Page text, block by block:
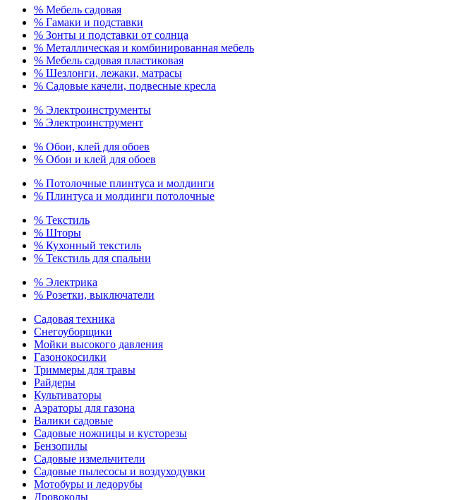
% Мебель садовая
% Гамаки и подставки
% Зонты и подставки от солнца
% Металлическая и комбинированная мебель
% Мебель садовая пластиковая
% Шезлонги, лежаки, матрасы
% Садовые качели, подвесные кресла
% Электроинструменты
% Электроинструмент
% Обои, клей для обоев
% Обои и клей для обоев
% Потолочные плинтуса и молдинги
% Плинтуса и молдинги потолочные
% Текстиль
% Шторы
% Кухонный текстиль
% Текстиль для спальни
% Электрика
% Розетки, выключатели
Садовая техника
Снегоуборщики
Мойки высокого давления
Газонокосилки
Триммеры для травы
Райдеры
Культиваторы
Аэраторы для газона
Валики садовые
Садовые ножницы и кусторезы
Бензопилы
Садовые измельчители
Садовые пылесосы и воздуходувки
Мотобуры и ледорубы
Дровоколы